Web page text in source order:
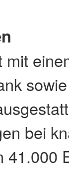
mit
bei
41.000